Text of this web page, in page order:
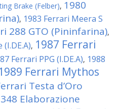
Brake (Felber), 1980
, 1983 Ferrari Meera S
288 GTO (Pininfarina),
, 1987 Ferrari
Ferrari PPG (I.DE.A), 1988
Ferrari Mythos
Testa d’Oro
Elaborazione